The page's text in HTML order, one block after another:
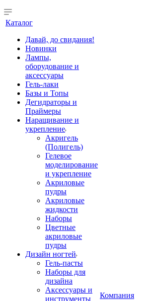
Каталог
Давай, до свидания!
Новинки
Лампы,
оборудование и
аксессуары
Гель-лаки
Базы и Топы
Дегидраторы и
Праймеры
Наращивание и
укрепление
Акригель
(Полигель)
Гелевое
моделирование
и укрепление
Акриловые
пудры
Акриловые
жидкости
Наборы
Цветные
акриловые
пудры
Дизайн ногтей
Гель-пасты
Наборы для
дизайна
Аксессуары и
инструменты
Компания